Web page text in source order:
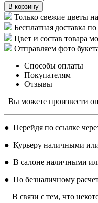
В корзину
Только свежие цветы
Бесплатная доставка
Цвет и состав товара
Отправляем фото
Способы оплаты
Покупателям
Отзывы
Вы можете произвести
● Перейдя по ссылке
● Курьеру наличными
● В салоне наличными
● По безналичному
В связи с тем, что